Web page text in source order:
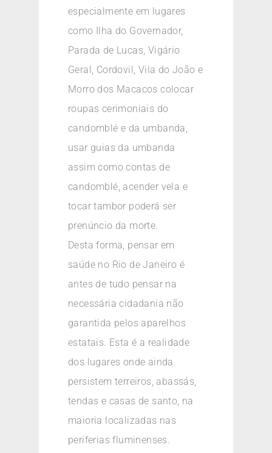
especialmente em lugares
como Ilha do Governador,
Parada de Lucas, Vigário
Geral, Cordovil, Vila do João e
Morro dos Macacos colocar
roupas cerimoniais do
candomblé e da umbanda,
usar guias da umbanda
assim como contas de
candomblé, acender vela e
tocar tambor poderá ser
prenúncio da morte.
Desta forma, pensar em
saúde no Rio de Janeiro é
antes de tudo pensar na
necessária cidadania não
garantida pelos aparelhos
estatais. Esta é a realidade
dos lugares onde ainda
persistem terreiros, abassás,
tendas e casas de santo, na
maioria localizadas nas
periferias fluminenses.